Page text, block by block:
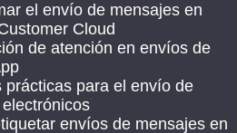
el envío de mensajes en
Cloud
de atención en envíos de
prácticas para el envío de
envíos de mensajes en